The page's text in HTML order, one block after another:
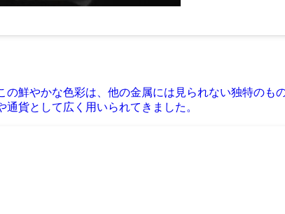
鮮やかな色彩は、他の金属には見られない独特のも
貨として広く用いられてきました。